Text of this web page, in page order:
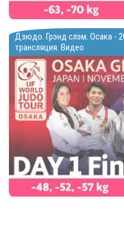
Дзюдо. Грэнд слэм. Осака -
трансляция. Видео